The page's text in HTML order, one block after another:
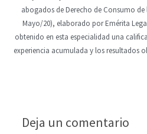
abogados de Derecho de Consumo
Mayo/20), elaborado por Emérita
obtenido en esta especialidad una
experiencia acumulada y los resultados
Deja un comentario